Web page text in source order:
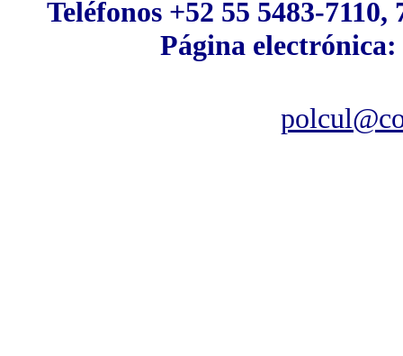
Teléfonos +52 55 5483-7110,
Página electrónica: